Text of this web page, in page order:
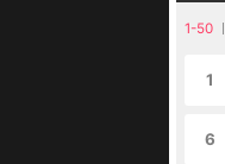
1-50
1
6